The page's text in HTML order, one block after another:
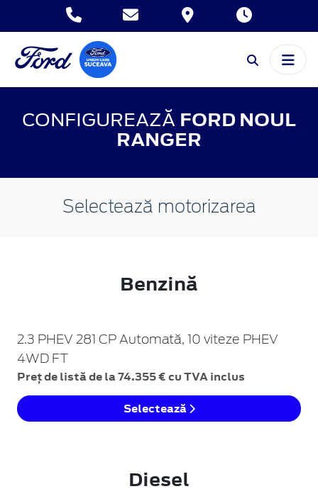
CONFIGUREAZĂ FORD NOUL
RANGER
Selectează motorizarea
Benzină
2.3 PHEV 281 CP Automată, 10 viteze PHEV
4WD FT
Preț de listă de la 74.355 € cu TVA inclus
Selectează
Diesel